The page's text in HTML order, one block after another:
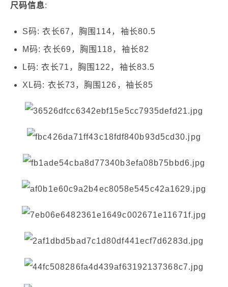
尺码信息:
S码: 衣长67，胸围114，袖长80.5
M码: 衣长69，胸围118，袖长82
L码: 衣长71，胸围122，袖长83.5
XL码: 衣长73，胸围126，袖长85